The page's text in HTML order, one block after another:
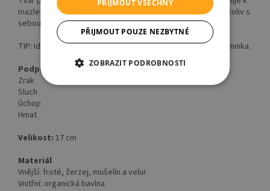
mazlení. Díky praktické velikosti si můžete vzít hračku kdekoliv s
sebou, a tak máte o zábavu postaráno ať už jste kdekoliv.
TIP: Ideální dárek k narození, narozeninám nebo ke křtu miminka.
Podporuje
Zrak
Sluch
Úchop
Hmat
Velikost: 17 cm
Materiál
Vnější: froté, žerzej, mušelín a velur
Vnitřní: organická bavlna
PŘIJMOUT VŠECHNY
PŘIJMOUT POUZE NEZBYTNÉ
ZOBRAZIT PODROBNOSTI